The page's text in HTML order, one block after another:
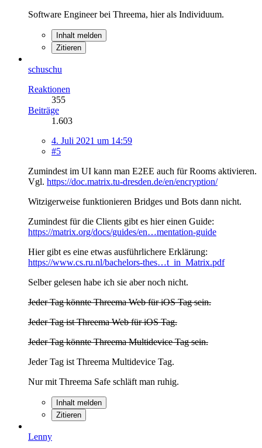
Software Engineer bei Threema, hier als Individuum.
Inhalt melden
Zitieren
schuschu
Reaktionen
355
Beiträge
1.603
4. Juli 2021 um 14:59
#5
Zumindest im UI kann man E2EE auch für Rooms aktivieren.
Vgl. https://doc.matrix.tu-dresden.de/en/encryption/
Witzigerweise funktionieren Bridges und Bots dann nicht.
Zumindest für die Clients gibt es hier einen Guide:
https://matrix.org/docs/guides/en…mentation-guide
Hier gibt es eine etwas ausführlichere Erklärung:
https://www.cs.ru.nl/bachelors-thes…t_in_Matrix.pdf
Selber gelesen habe ich sie aber noch nicht.
Jeder Tag könnte Threema Web für iOS Tag sein.
Jeder Tag ist Threema Web für iOS Tag.
Jeder Tag könnte Threema Multidevice Tag sein.
Jeder Tag ist Threema Multidevice Tag.
Nur mit Threema Safe schläft man ruhig.
Inhalt melden
Zitieren
Lenny